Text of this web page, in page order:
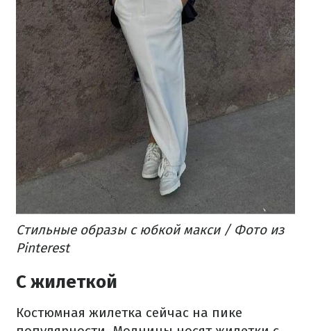
Стильные образы с юбкой макси / Фото из
Pinterest
С жилеткой
Костюмная жилетка сейчас на пике